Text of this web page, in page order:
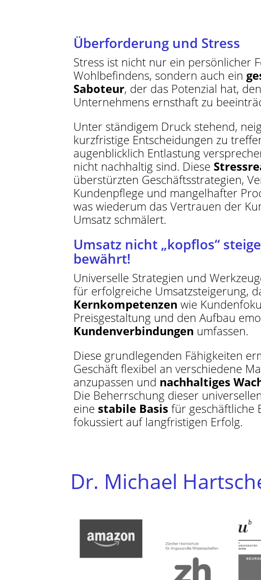
Überforderung und Stress
Stress ist nicht nur ein persönlicher
Wohlbefindens, sondern auch ein
Saboteur, der das Potenzial hat,
Unternehmens ernsthaft zu
Unter ständigem Druck stehend,
kurzfristige Entscheidungen zu
augenblicklich Entlastung
nicht nachhaltig sind. Diese
überstürzten Geschäftsstrategien,
Kundenpflege und mangelhafter
was wiederum das Vertrauen der
Umsatz schmälert.
Umsatz nicht „kopflos“
bewährt!
Universelle Strategien und
für erfolgreiche Umsatzsteigerung,
Kernkompetenzen wie
Preisgestaltung und den Aufbau
Kundenverbindungen umfassen.
Diese grundlegenden Fähigkeiten
Geschäft flexibel an verschiedene
anzupassen und nachhaltiges
Die Beherrschung dieser
eine stabile Basis für geschäftliche
fokussiert auf langfristigen Erfolg.
Dr. Michael